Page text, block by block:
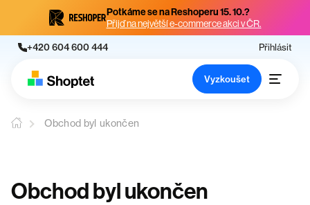
Potkáme se na Reshoperu 15. 10.?
Přijď na největší e-commerce akci v ČR.
+420 604 600 444 Přihlásit
Vyzkoušet
Obchod byl ukončen
Obchod byl ukončen